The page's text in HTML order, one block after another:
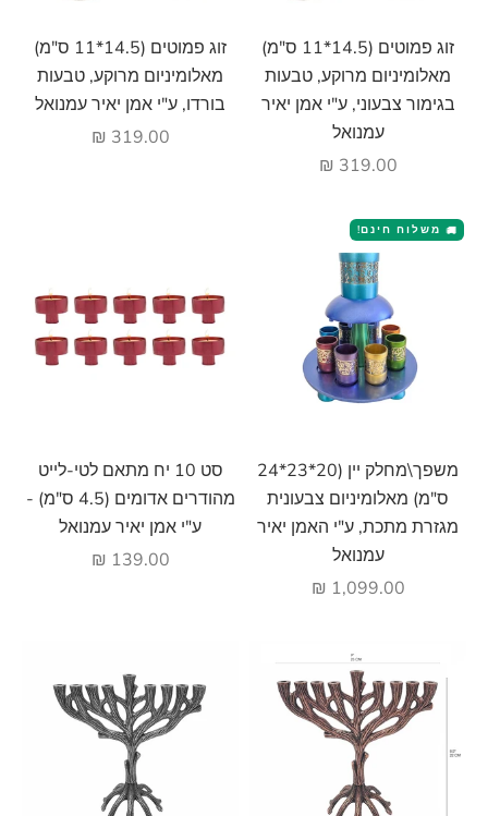
הוסף לעגלה
זוג פמוטים (14.5*11 ס"מ)
מאלומיניום מרוקע, טבעות
בגימור צבעוני, ע"י אמן יאיר
עמנואל
מחיר מבצע
319.00 ₪
הוסף לעגלה
זוג פמוטים (14.5*11 ס"מ)
מאלומיניום מרוקע, טבעות
בורדו, ע"י אמן יאיר עמנואל
מחיר מבצע
319.00 ₪
🚚 משלוח חינם!
הוסף לעגלה
משפך\מחלק יין (20*23*24
ס"מ) מאלומיניום צבעונית
מגזרת מתכת, ע"י האמן יאיר
עמנואל
מחיר מבצע
1,099.00 ₪
הוסף לעגלהסט 10 יח מתאם לטי-לייט
מהודרים אדומים (4.5 ס"מ) -
ע"י אמן יאיר עמנואל
מחיר מבצע
139.00 ₪